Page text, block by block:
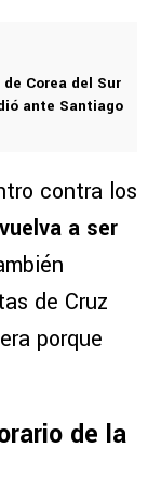
Corea del Sur
ante Santiago
contra los
a ser
de Cruz
porque
de la